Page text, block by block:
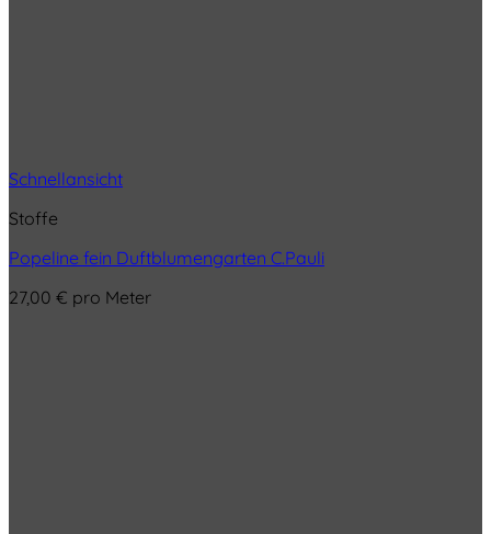
Schnellansicht
Stoffe
Popeline fein Duftblumengarten C.Pauli
27,00 € pro Meter